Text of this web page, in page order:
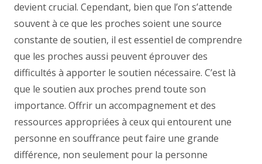
devient crucial. Cependant, bien que l’on s’attende
souvent à ce que les proches soient une source
constante de soutien, il est essentiel de comprendre
que les proches aussi peuvent éprouver des
difficultés à apporter le soutien nécessaire. C’est là
que le soutien aux proches prend toute son
importance. Offrir un accompagnement et des
ressources appropriées à ceux qui entourent une
personne en souffrance peut faire une grande
différence, non seulement pour la personne